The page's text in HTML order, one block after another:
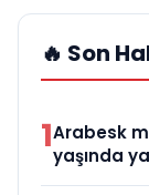
🔥 Son
1Arabesk
yaşında